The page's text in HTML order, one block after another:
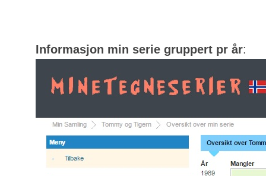
Informasjon min serie gruppert pr år: